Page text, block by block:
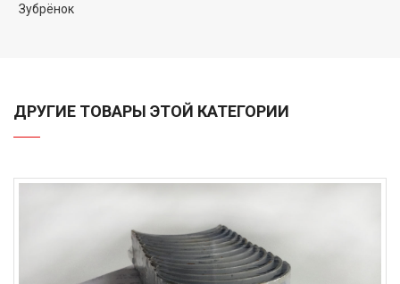
Зубрёнок
ДРУГИЕ ТОВАРЫ ЭТОЙ КАТЕГОРИИ